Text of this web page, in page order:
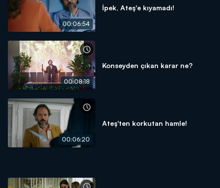
00:06:54
İpek, Ateş'e kıyamadı!
00:08:18
Konseyden çıkan karar ne?
00:06:20
Ateş'ten korkutan hamle!